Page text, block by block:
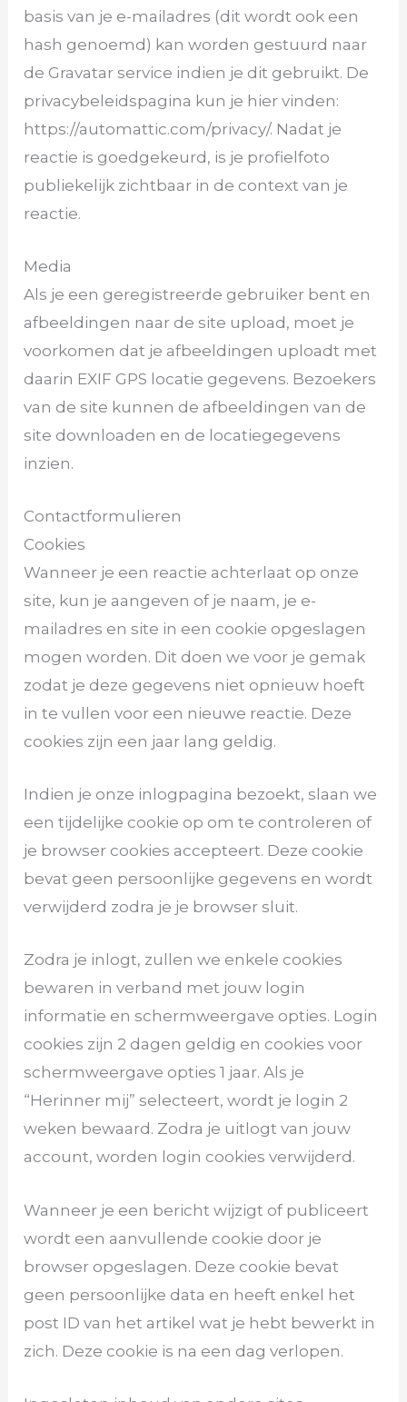
basis van je e-mailadres (dit wordt ook een
hash genoemd) kan worden gestuurd naar
de Gravatar service indien je dit gebruikt. De
privacybeleidspagina kun je hier vinden:
https://automattic.com/privacy/. Nadat je
reactie is goedgekeurd, is je profielfoto
publiekelijk zichtbaar in de context van je
reactie.
Media
Als je een geregistreerde gebruiker bent en
afbeeldingen naar de site upload, moet je
voorkomen dat je afbeeldingen uploadt met
daarin EXIF GPS locatie gegevens. Bezoekers
van de site kunnen de afbeeldingen van de
site downloaden en de locatiegegevens
inzien.
Contactformulieren
Cookies
Wanneer je een reactie achterlaat op onze
site, kun je aangeven of je naam, je e-
mailadres en site in een cookie opgeslagen
mogen worden. Dit doen we voor je gemak
zodat je deze gegevens niet opnieuw hoeft
in te vullen voor een nieuwe reactie. Deze
cookies zijn een jaar lang geldig.
Indien je onze inlogpagina bezoekt, slaan we
een tijdelijke cookie op om te controleren of
je browser cookies accepteert. Deze cookie
bevat geen persoonlijke gegevens en wordt
verwijderd zodra je je browser sluit.
Zodra je inlogt, zullen we enkele cookies
bewaren in verband met jouw login
informatie en schermweergave opties. Login
cookies zijn 2 dagen geldig en cookies voor
schermweergave opties 1 jaar. Als je
“Herinner mij” selecteert, wordt je login 2
weken bewaard. Zodra je uitlogt van jouw
account, worden login cookies verwijderd.
Wanneer je een bericht wijzigt of publiceert
wordt een aanvullende cookie door je
browser opgeslagen. Deze cookie bevat
geen persoonlijke data en heeft enkel het
post ID van het artikel wat je hebt bewerkt in
zich. Deze cookie is na een dag verlopen.